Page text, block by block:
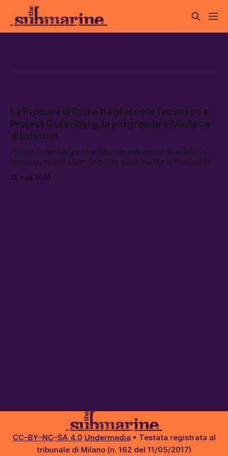
La Procura di Roma ha bloccato l’accesso a
Project Gutenberg, la più grande biblioteca
di internet
Project Gutenberg è una biblioteca di ebook di pubblico
dominio, quindi liberi da diritto d’autore. Ma la Procura di
sui canali Telegram che piratavano riviste
25 mag 2020
CC–BY–NC–SA 4.0 Undermedia • Testata registrata al
tribunale di Milano (n. 162 del 11/05/2017)